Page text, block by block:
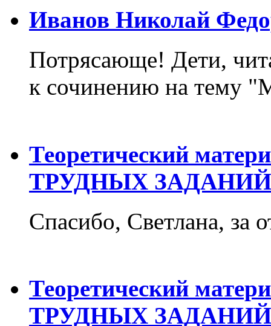
Иванов Николай
Потрясающе! Дети,
к сочинению на тему
Теоретический
ТРУДНЫХ
Спасибо, Светлана, за
Теоретический
ТРУДНЫХ